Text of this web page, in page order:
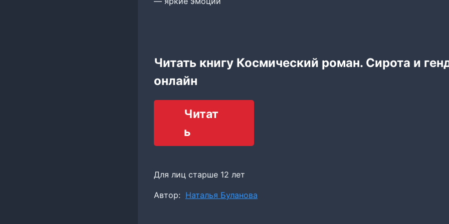
Читать книгу Космический роман. Сирота и
онлайн
Читат
ь
Для лиц старше 12 лет
Метки
Автор: Наталья Буланова